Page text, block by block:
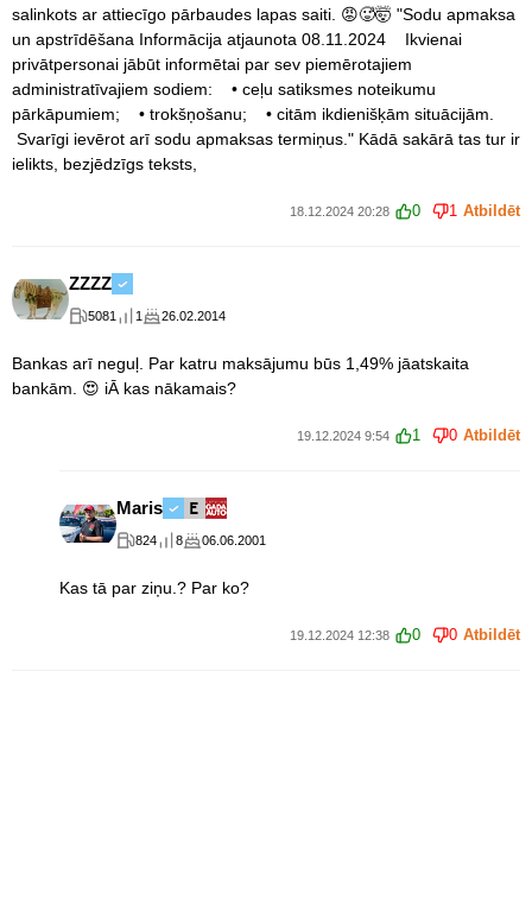
salinkots ar attiecīgo pārbaudes lapas saiti. 😡🥵🤯 "Sodu apmaksa
un apstrīdēšana Informācija atjaunota 08.11.2024 Ikvienai
privātpersonai jābūt informētai par sev piemērotajiem
administratīvajiem sodiem: • ceļu satiksmes noteikumu
pārkāpumiem; • trokšņošanu; • citām ikdienišķām situācijām.
Svarīgi ievērot arī sodu apmaksas termiņus." Kādā sakārā tas tur ir
ielikts, bezjēdzīgs teksts,
18.12.2024 20:28 0 1 Atbildēt
ZZZZ
5081 1 26.02.2014
Bankas arī neguļ. Par katru maksājumu būs 1,49% jāatskaita
bankām. 😍 iĀ kas nākamais?
19.12.2024 9:54 1 0 Atbildēt
Maris
824 8 06.06.2001
Kas tā par ziņu.? Par ko?
19.12.2024 12:38 0 0 Atbildēt